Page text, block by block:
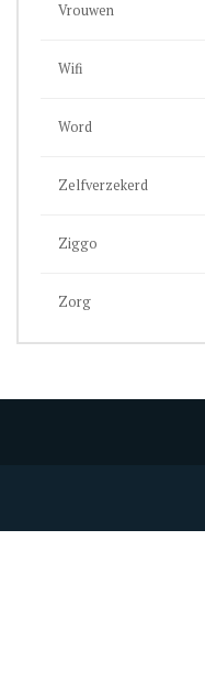
Vrouwen
Wifi
Word
Zelfverzekerd
Ziggo
Zorg